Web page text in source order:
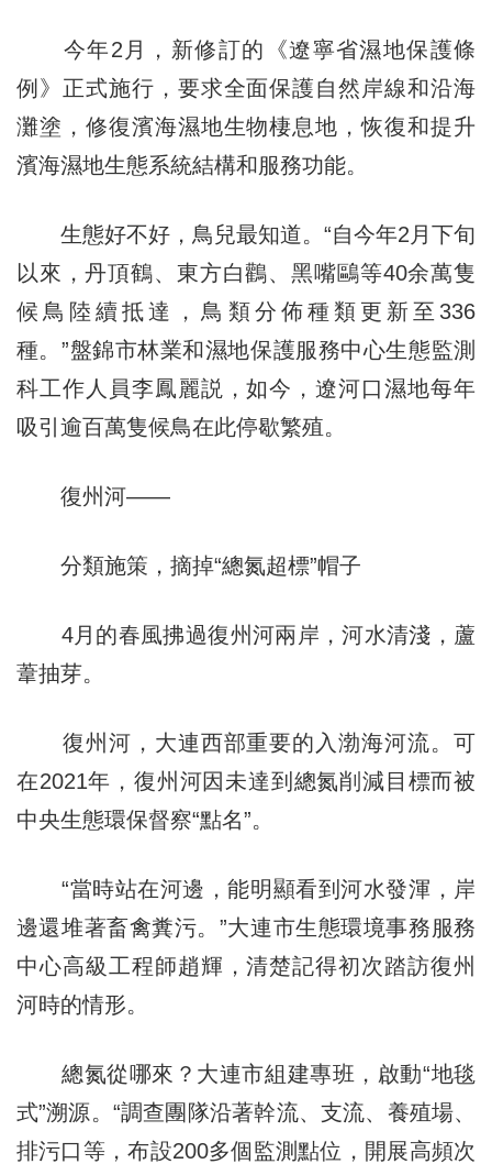
今年2月，新修訂的《遼寧省濕地保護條
例》正式施行，要求全面保護自然岸線和沿海
灘塗，修復濱海濕地生物棲息地，恢復和提升
濱海濕地生態系統結構和服務功能。
生態好不好，鳥兒最知道。“自今年2月下旬
以來，丹頂鶴、東方白鸛、黑嘴鷗等40余萬隻
候鳥陸續抵達，鳥類分佈種類更新至336
種。”盤錦市林業和濕地保護服務中心生態監測
科工作人員李鳳麗説，如今，遼河口濕地每年
吸引逾百萬隻候鳥在此停歇繁殖。
復州河——
分類施策，摘掉“總氮超標”帽子
4月的春風拂過復州河兩岸，河水清淺，蘆
葦抽芽。
復州河，大連西部重要的入渤海河流。可
在2021年，復州河因未達到總氮削減目標而被
中央生態環保督察“點名”。
“當時站在河邊，能明顯看到河水發渾，岸
邊還堆著畜禽糞污。”大連市生態環境事務服務
中心高級工程師趙輝，清楚記得初次踏訪復州
河時的情形。
總氮從哪來？大連市組建專班，啟動“地毯
式”溯源。“調查團隊沿著幹流、支流、養殖場、
排污口等，布設200多個監測點位，開展高頻次